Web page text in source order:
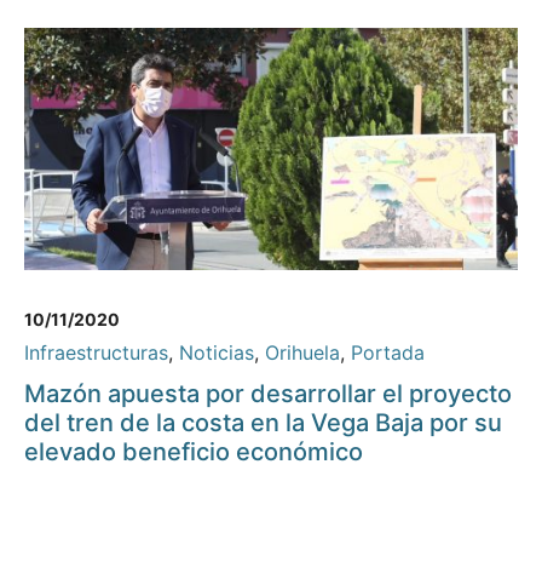
10/11/2020
Infraestructuras, Noticias, Orihuela, Portada
Mazón apuesta por desarrollar el proyecto
del tren de la costa en la Vega Baja por su
elevado beneficio económico